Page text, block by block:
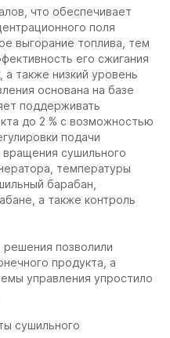
что обеспечивает
поля
выгорание топлива, тем
его сжигания
также низкий уровень
основана на базе
поддерживать
до 2 % с возможностью
подачи
сушильного
температуры
барабан,
а также контроль
позволили
продукта, а
управления упростило
сушильного